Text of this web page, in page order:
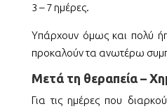
3 – 7 ημέρες.
Υπάρχουν όμως και πολύ
προκαλούν τα ανωτέρω
Μετά τη θεραπεία –
Για τις ημέρες που